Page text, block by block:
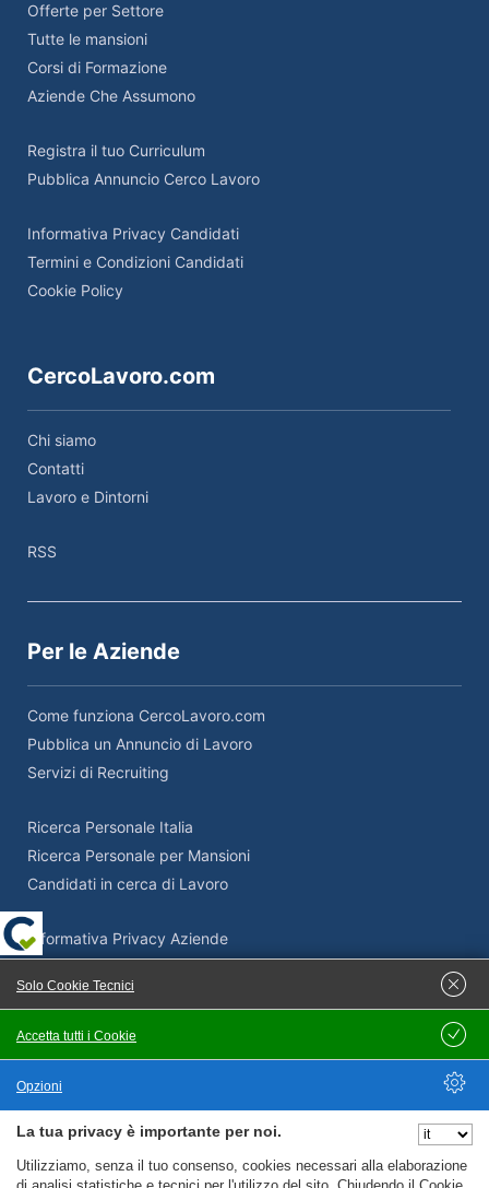
Offerte per Settore
Tutte le mansioni
Corsi di Formazione
Aziende Che Assumono
Registra il tuo Curriculum
Pubblica Annuncio Cerco Lavoro
Informativa Privacy Candidati
Termini e Condizioni Candidati
Cookie Policy
CercoLavoro.com
Chi siamo
Contatti
Lavoro e Dintorni
RSS
Per le Aziende
Come funziona CercoLavoro.com
Pubblica un Annuncio di Lavoro
Servizi di Recruiting
Ricerca Personale Italia
Ricerca Personale per Mansioni
Candidati in cerca di Lavoro
Informativa Privacy Aziende
Adempimenti Privacy Aziende
Come pubblicare un’offerta di lavoro su Cercolavoro.com
Servizi Privacy
La tua privacy è importante per noi.
Utilizziamo, senza il tuo consenso, cookies necessari alla elaborazione
Accetta tutti i Cookie
Solo Cookie Tecnici
Salva
Opzioni
Nascondi Opzioni